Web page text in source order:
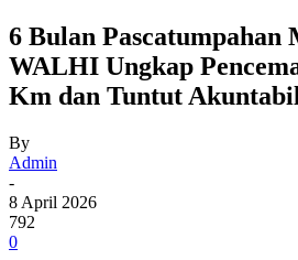
6 Bulan Pascatumpahan
WALHI Ungkap
Km dan Tuntut
By
Admin
-
8 April 2026
792
0